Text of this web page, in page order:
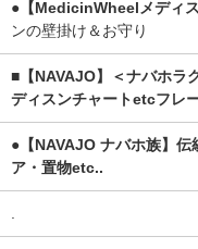
●【MedicinWheelメディ
ンの壁掛け＆お守り
■【NAVAJO】＜ナバホラ
ディスンチャートetcフレ
●【NAVAJO ナバホ族】伝
ア・置物etc..